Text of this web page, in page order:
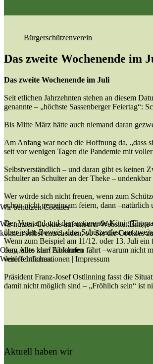
Bürgerschützenverein
Das zweite Wochenende im
Das zweite Wochenende im Juli
Seit etlichen Jahrzehnten stehen an diesem
genannte – „höchste Sassenberger Feiertag“:
Bis Mitte März hätte auch niemand daran
Am Anfang war noch die Hoffnung da, „dass
seit vor wenigen Tagen die Pandemie mit
Selbstverständlich – und daran gibt es keinen
Schulter an Schulter an der Theke –
Wer würde sich nicht freuen, wenn zum
schon nicht gemeinsam feiern, dann
Der Vorstand und der amtierende König
über jeden Beweis, dass Schützenfest am
Wenn zum Beispiel am 11/12. oder 13. Juli
dem Auto zum Einkaufen fährt –warum nicht
veröffentlichen.
Präsident Franz-Josef Ostlinning fasst die
damit nicht möglich sind – „Fröhlich sein“ ist
Aktuell haben wir
Wir benutzen Cookies
Wir nutzen Cookies auf unserer Website.
können selbst entscheiden, ob Sie die Cookies
Okay, alles klar! Ablehnen
Weitere Informationen | Impressum